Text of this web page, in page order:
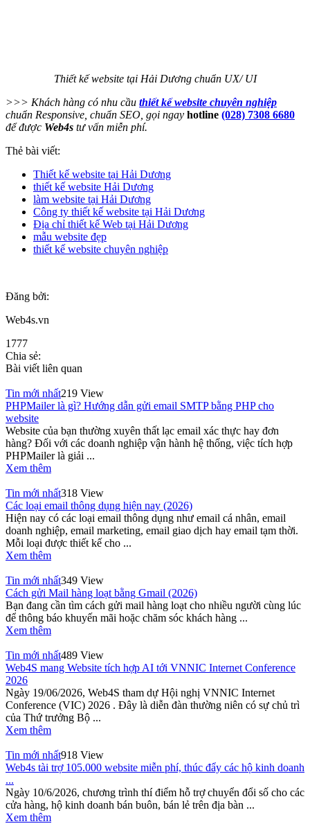
Thiết kế website tại Hải Dương chuẩn UX/ UI
>>> Khách hàng có nhu cầu thiết kế website chuyên nghiệp
chuẩn Responsive, chuẩn SEO, gọi ngay hotline (028) 7308 6680
để được Web4s tư vấn miễn phí.
Thẻ bài viết:
Thiết kế website tại Hải Dương
thiết kế website Hải Dương
làm website tại Hải Dương
Công ty thiết kế website tại Hải Dương
Địa chỉ thiết kế Web tại Hải Dương
mẫu website đẹp
thiết kế website chuyên nghiệp
Đăng bởi:
Web4s.vn
1777
Chia sẻ:
Bài viết liên quan
Tin mới nhất219 View
PHPMailer là gì? Hướng dẫn gửi email SMTP bằng PHP cho
website
Website của bạn thường xuyên thất lạc email xác thực hay đơn
hàng? Đối với các doanh nghiệp vận hành hệ thống, việc tích hợp
PHPMailer là giải ...
Xem thêm
Tin mới nhất318 View
Các loại email thông dụng hiện nay (2026)
Hiện nay có các loại email thông dụng như email cá nhân, email
doanh nghiệp, email marketing, email giao dịch hay email tạm thời.
Mỗi loại được thiết kế cho ...
Xem thêm
Tin mới nhất349 View
Cách gửi Mail hàng loạt bằng Gmail (2026)
Bạn đang cần tìm cách gửi mail hàng loạt cho nhiều người cùng lúc
để thông báo khuyến mãi hoặc chăm sóc khách hàng ...
Xem thêm
Tin mới nhất489 View
Web4S mang Website tích hợp AI tới VNNIC Internet Conference
2026
Ngày 19/06/2026, Web4S tham dự Hội nghị VNNIC Internet
Conference (VIC) 2026 . Đây là diễn đàn thường niên có sự chủ trì
của Thứ trưởng Bộ ...
Xem thêm
Tin mới nhất918 View
Web4s tài trợ 105.000 website miễn phí, thúc đẩy các hộ kinh doanh
...
Ngày 10/6/2026, chương trình thí điểm hỗ trợ chuyển đổi số cho các
cửa hàng, hộ kinh doanh bán buôn, bán lẻ trên địa bàn ...
Xem thêm